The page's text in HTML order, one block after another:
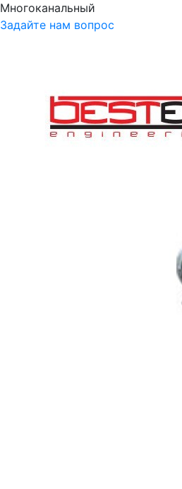
Многоканальный
Задайте нам вопрос